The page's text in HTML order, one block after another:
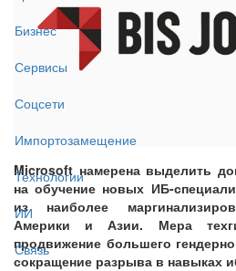
Бизнес
Сервисы
Соцсети
Импортозамещение
Технологии
ИИ
Связь
Microsoft намерена выделить
на обучение новых ИБ-
из наиболее
Америки и Азии. Мера
продвижение большего
сокращение разрыва в навыках